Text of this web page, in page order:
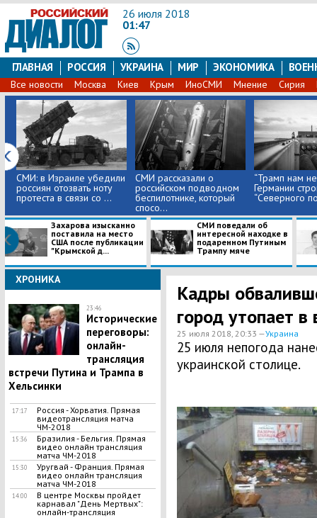
26 июля 2018
01:47
ГЛАВНАЯ РОССИЯ УКРАИНА МИР ЭКОНОМИКА
Все новости Москва Киев Крым ИноСМИ Мнение Сирия
СМИ: в Израиле убедили
россиян отозвать ноту
протеста в связи со ...
СМИ рассказали о
российском подводном
беспилотнике, который
спосо...
“Трамп нам не
Германии
“Северного
Захарова изысканно
поставила на место
США после публикации
"Крымской д...
СМИ поведали об
интересной находке в
подаренном Путиным
Трампу мяче
ХРОНИКА
23:46
Исторические
переговоры:
онлайн-
трансляция
встречи Путина и Трампа в
Хельсинки
17:17
Россия - Хорватия. Прямая
видеотрансляция матча
ЧМ-2018
15:36
Бразилия - Бельгия. Прямая
видео онлайн трансляция
матча ЧМ-2018
15:30
Уругвай - Франция. Прямая
видео онлайн трансляция
матча ЧМ-2018
14:00
В центре Москвы пройдет
карнавал "День Мертвых":
онлайн-трансляция
Кадры
город утопает в
25 июля 2018, 20:33 —Украина
25 июля непогода
украинской столице.